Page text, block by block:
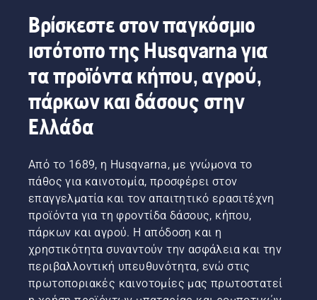
Βρίσκεστε στον παγκόσμιο
ιστότοπο της Husqvarna για
τα προϊόντα κήπου, αγρού,
πάρκων και δάσους στην
Ελλάδα
Από το 1689, η Husqvarna, με γνώμονα το
πάθος για καινοτομία, προσφέρει στον
επαγγελματία και τον απαιτητικό ερασιτέχνη
προϊόντα για τη φροντίδα δάσους, κήπου,
πάρκων και αγρού. Η απόδοση και η
χρηστικότητα συναντούν την ασφάλεια και την
περιβαλλοντική υπευθυνότητα, ενώ στις
πρωτοποριακές καινοτομίες μας πρωτοστατεί